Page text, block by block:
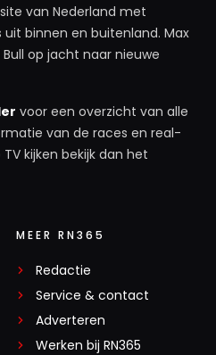
van Nederland met
binnen en buitenland. Max
op jacht naar nieuwe
voor een overzicht van alle
van de races en real-
kijken bekijk dan het
MEER RN365
Redactie
Service & contact
Adverteren
Werken bij RN365